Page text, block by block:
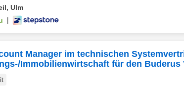
Ulm
Manager im technischen
Immobilienwirtschaft für den Buderus